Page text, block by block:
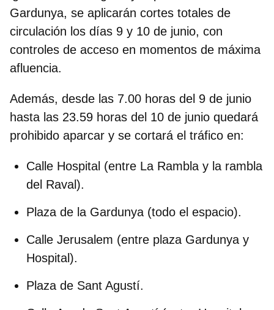
Gardunya, se aplicarán cortes totales de
circulación los días 9 y 10 de junio, con
controles de acceso en momentos de máxima
afluencia.
Además, desde las 7.00 horas del 9 de junio
hasta las 23.59 horas del 10 de junio quedará
prohibido aparcar y se cortará el tráfico en:
Calle Hospital (entre La Rambla y la rambla
del Raval).
Plaza de la Gardunya (todo el espacio).
Calle Jerusalem (entre plaza Gardunya y
Hospital).
Plaza de Sant Agustí.